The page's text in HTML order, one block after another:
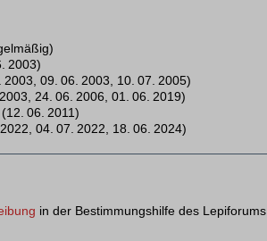
2003)
09. 06. 2003, 10. 07. 2005)
24. 06. 2006, 01. 06. 2019)
06. 2011)
04. 07. 2022, 18. 06. 2024)
in der Bestimmungshilfe des Lepiforums